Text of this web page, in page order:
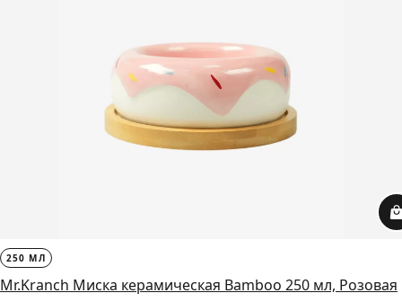
250 МЛ
Mr.Kranch Миска керамическая Bamboo 250 мл, Розовая